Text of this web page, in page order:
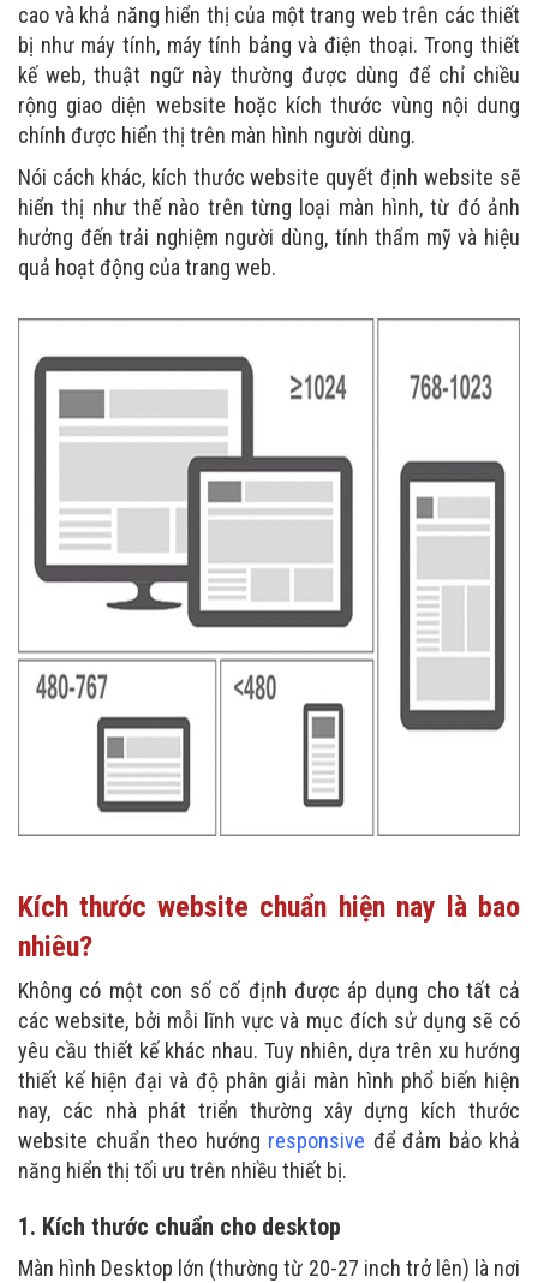
cao và khả năng hiển thị của một trang web trên các thiết
bị như máy tính, máy tính bảng và điện thoại. Trong thiết
kế web, thuật ngữ này thường được dùng để chỉ chiều
rộng giao diện website hoặc kích thước vùng nội dung
chính được hiển thị trên màn hình người dùng.
Nói cách khác, kích thước website quyết định website sẽ
hiển thị như thế nào trên từng loại màn hình, từ đó ảnh
hưởng đến trải nghiệm người dùng, tính thẩm mỹ và hiệu
quả hoạt động của trang web.
Kích thước website chuẩn hiện nay là bao
nhiêu?
Không có một con số cố định được áp dụng cho tất cả
các website, bởi mỗi lĩnh vực và mục đích sử dụng sẽ có
yêu cầu thiết kế khác nhau. Tuy nhiên, dựa trên xu hướng
thiết kế hiện đại và độ phân giải màn hình phổ biến hiện
nay, các nhà phát triển thường xây dựng kích thước
website chuẩn theo hướng responsive để đảm bảo khả
năng hiển thị tối ưu trên nhiều thiết bị.
1. Kích thước chuẩn cho desktop
Màn hình Desktop lớn (thường từ 20-27 inch trở lên) là nơi